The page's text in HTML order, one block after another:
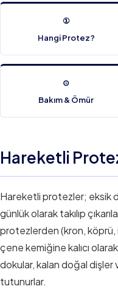
①
Hangi Protez?
⊙
Bakım & Ömür
Hareketli
Hareketli protezler; eksik
günlük olarak takılıp
protezlerden (kron, köprü,
çene kemiğine kalıcı
dokular, kalan doğal
tutunurlar.